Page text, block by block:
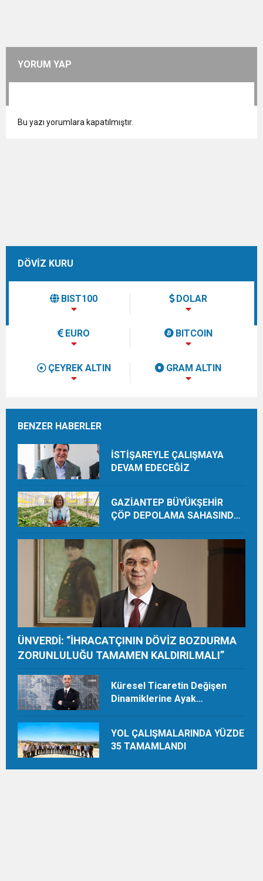
YORUM YAP
Bu yazı yorumlara kapatılmıştır.
DÖVİZ KURU
BIST100 DOLAR
EURO BITCOIN
ÇEYREK ALTIN GRAM ALTIN
BENZER HABERLER
İSTİŞAREYLE ÇALIŞMAYA
DEVAM EDECEĞİZ
GAZİANTEP BÜYÜKŞEHİR
ÇÖP DEPOLAMA SAHASINDA
TON HASAT YAPIYOR
ÜNVERDİ: “İHRACATÇININ DÖVİZ BOZDURMA
ZORUNLULUĞU TAMAMEN KALDIRILMALI”
Küresel Ticaretin Değişen
Dinamiklerine Ayak
YOL ÇALIŞMALARINDA YÜZDE
35 TAMAMLANDI